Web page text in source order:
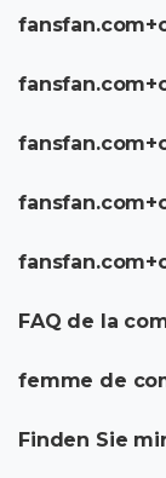
FAQ de la
femme de
Finden Sie